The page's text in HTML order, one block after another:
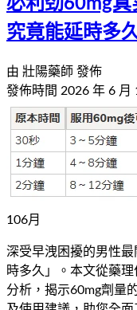
必利劲60mg真
究竟能延時多
由 壯陽藥師 發佈
發佈時間 2026 年 6 月
106月
深受早洩困擾的男性
時多久」。本文從藥
分析，揭示60mg劑量